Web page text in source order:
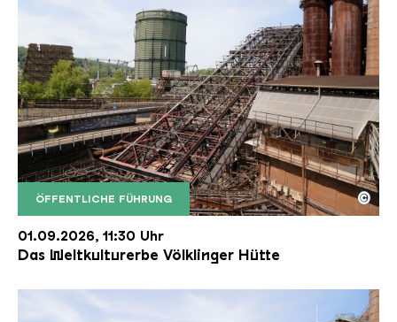
ÖFFENTLICHE FÜHRUNG
Der Erzschrägaufzug der Völklinger Hütte mit
Copyright: Weltkulturerbe Völklinger Hütte | Karl
©
01.09.2026, 11:30 Uhr
Das Weltkulturerbe Völklinger Hütte